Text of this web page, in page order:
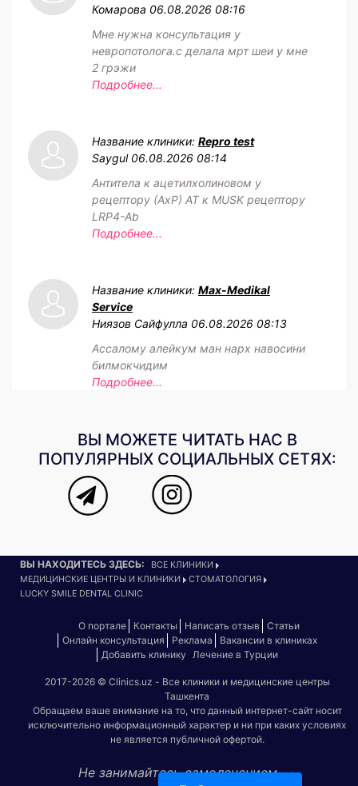
Комарова 06.08.2026 08:16
Мне нужна консультация у
невропотолога.с делала мрт шеи у мне
2 грэжи
Подробнее...
Название клиники: Repro test
Saygul 06.08.2026 08:14
Антитела к ацетилхолиновом у
рецептору (АхР) АТ к MUSK рецептору
LRP4-Ab
Подробнее...
Название клиники: Max-Medikal
Service
Ниязов Сайфулла 06.08.2026 08:13
Ассалому алейкум ман нарх навосини
билмокчидим
Подробнее...
ВЫ МОЖЕТЕ ЧИТАТЬ НАС В
ПОПУЛЯРНЫХ СОЦИАЛЬНЫХ СЕТЯХ:
ВЫ НАХОДИТЕСЬ ЗДЕСЬ:
ВСЕ КЛИНИКИ
МЕДИЦИНСКИЕ ЦЕНТРЫ И КЛИНИКИ
СТОМАТОЛОГИЯ
LUCKY SMILE DENTAL CLINIC
О портале Контакты Написать отзыв
Статьи
Онлайн консультация
Реклама
Вакансии в клиниках
Добавить клинику
Лечение в Турции
2017-2026 © Clinics.uz - Все клиники и медицинские центры
Ташкента
Обращаем ваше внимание на то, что данный интернет-сайт носит
исключительно информационный характер и ни при каких условиях
не является публичной офертой.
Не занимайтесь самолечением.